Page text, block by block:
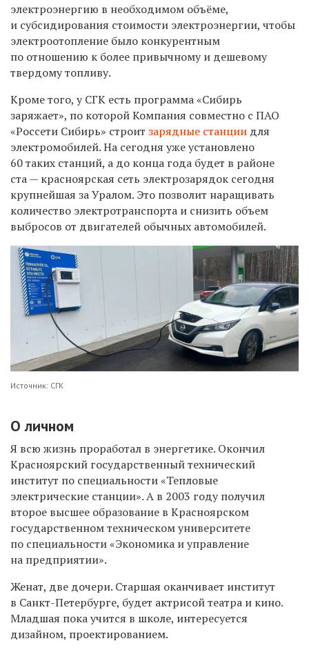
электроэнергию в необходимом объёме,
и субсидирования стоимости электроэнергии, чтобы
электроотопление было конкурентным
по отношению к более привычному и дешевому
твердому топливу.
Кроме того, у СГК есть программа «Сибирь
заряжает», по которой Компания совместно с ПАО
«Россети Сибирь» строит зарядные станции для
электромобилей. На сегодня уже установлено
60 таких станций, а до конца года будет в районе
ста — красноярская сеть электрозарядок сегодня
крупнейшая за Уралом. Это позволит наращивать
количество электротранспорта и снизить объем
выбросов от двигателей обычных автомобилей.
Источник: СГК
О личном
Я всю жизнь проработал в энергетике. Окончил
Красноярский государственный технический
институт по специальности «Тепловые
электрические станции». А в 2003 году получил
второе высшее образование в Красноярском
государственном техническом университете
по специальности «Экономика и управление
на предприятии».
Женат, две дочери. Старшая оканчивает институт
в Санкт-Петербурге, будет актрисой театра и кино.
Младшая пока учится в школе, интересуется
дизайном, проектированием.